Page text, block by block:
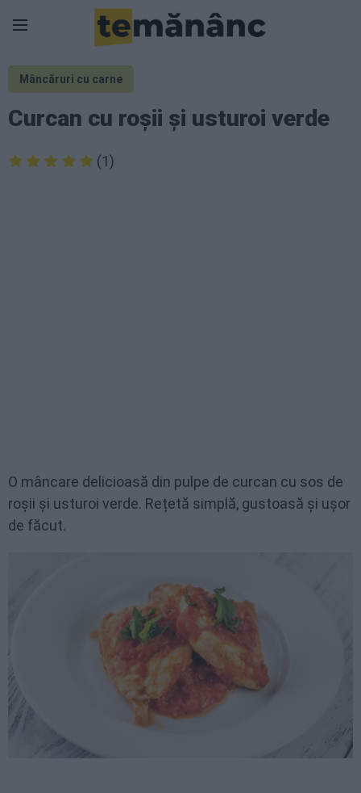
Mâncăruri cu carne
Curcan cu roșii și usturoi verde
(1)
O mâncare delicioasă din pulpe de curcan cu sos de
roșii și usturoi verde. Rețetă simplă, gustoasă și ușor
de făcut.